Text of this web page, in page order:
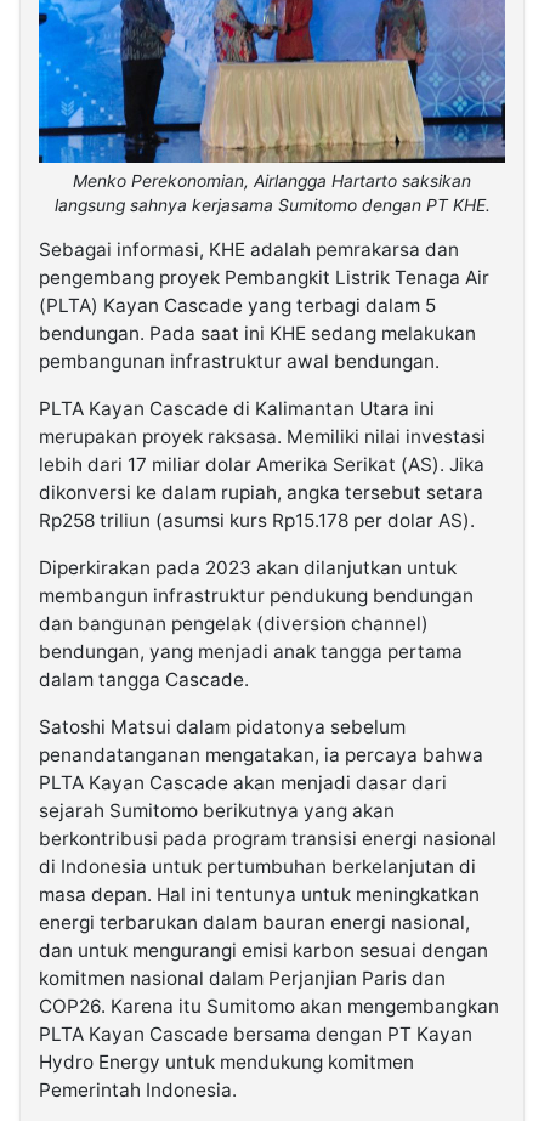
Menko Perekonomian, Airlangga Hartarto saksikan
langsung sahnya kerjasama Sumitomo dengan PT KHE.
Sebagai informasi, KHE adalah pemrakarsa dan
pengembang proyek Pembangkit Listrik Tenaga Air
(PLTA) Kayan Cascade yang terbagi dalam 5
bendungan. Pada saat ini KHE sedang melakukan
pembangunan infrastruktur awal bendungan.
PLTA Kayan Cascade di Kalimantan Utara ini
merupakan proyek raksasa. Memiliki nilai investasi
lebih dari 17 miliar dolar Amerika Serikat (AS). Jika
dikonversi ke dalam rupiah, angka tersebut setara
Rp258 triliun (asumsi kurs Rp15.178 per dolar AS).
Diperkirakan pada 2023 akan dilanjutkan untuk
membangun infrastruktur pendukung bendungan
dan bangunan pengelak (diversion channel)
bendungan, yang menjadi anak tangga pertama
dalam tangga Cascade.
Satoshi Matsui dalam pidatonya sebelum
penandatanganan mengatakan, ia percaya bahwa
PLTA Kayan Cascade akan menjadi dasar dari
sejarah Sumitomo berikutnya yang akan
berkontribusi pada program transisi energi nasional
di Indonesia untuk pertumbuhan berkelanjutan di
masa depan. Hal ini tentunya untuk meningkatkan
energi terbarukan dalam bauran energi nasional,
dan untuk mengurangi emisi karbon sesuai dengan
komitmen nasional dalam Perjanjian Paris dan
COP26. Karena itu Sumitomo akan mengembangkan
PLTA Kayan Cascade bersama dengan PT Kayan
Hydro Energy untuk mendukung komitmen
Pemerintah Indonesia.